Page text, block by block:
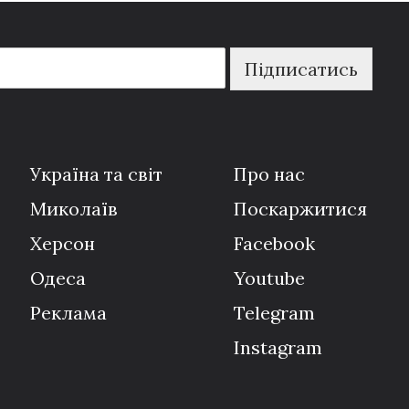
Підписатись
Україна та світ
Миколаїв
Херсон
Одеса
Реклама
Про нас
Поскаржитися
Facebook
Youtube
Telegram
Instagram